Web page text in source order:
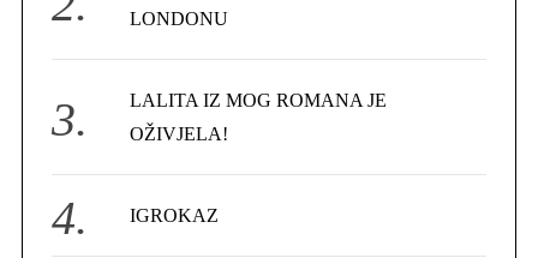
LONDONU
LALITA IZ MOG ROMANA JE
OŽIVJELA!
IGROKAZ